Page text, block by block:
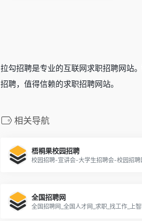
拉勾招聘是专业的互联网求职招聘网站
招聘，值得信赖的求职招聘网站。
相关导航
梧桐果校园招聘
全国招聘网
全国招聘网_全国人才网_求职_找工作_上